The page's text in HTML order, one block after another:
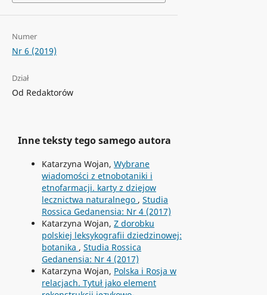
Numer
Nr 6 (2019)
Dział
Od Redaktorów
Inne teksty tego samego autora
Katarzyna Wojan, Wybrane
wiadomości z etnobotaniki i
etnofarmacji. karty z dziejow
lecznictwa naturalnego , Studia
Rossica Gedanensia: Nr 4 (2017)
Katarzyna Wojan, Z dorobku
polskiej leksykografii dziedzinowej:
botanika , Studia Rossica
Gedanensia: Nr 4 (2017)
Katarzyna Wojan, Polska i Rosja w
relacjach. Tytuł jako element